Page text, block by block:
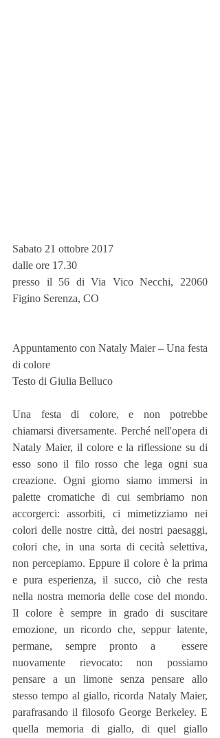
Sabato 21 ottobre 2017
dalle ore 17.30
presso il 56 di Via Vico Necchi, 22060
Figino Serenza, CO
Appuntamento con Nataly Maier – Una festa
di colore
Testo di Giulia Belluco
Una festa di colore, e non potrebbe
chiamarsi diversamente. Perché nell'opera di
Nataly Maier, il colore e la riflessione su di
esso sono il filo rosso che lega ogni sua
creazione. Ogni giorno siamo immersi in
palette cromatiche di cui sembriamo non
accorgerci: assorbiti, ci mimetizziamo nei
colori delle nostre città, dei nostri paesaggi,
colori che, in una sorta di cecità selettiva,
non percepiamo. Eppure il colore è la prima
e pura esperienza, il succo, ciò che resta
nella nostra memoria delle cose del mondo.
Il colore è sempre in grado di suscitare
emozione, un ricordo che, seppur latente,
permane, sempre pronto a  essere
nuovamente rievocato: non possiamo
pensare a un limone senza pensare allo
stesso tempo al giallo, ricorda Nataly Maier,
parafrasando il filosofo George Berkeley. E
quella memoria di giallo, di quel giallo